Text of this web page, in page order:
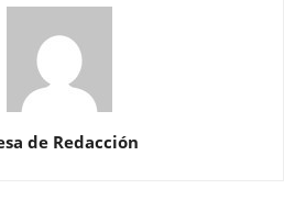
de Redacción